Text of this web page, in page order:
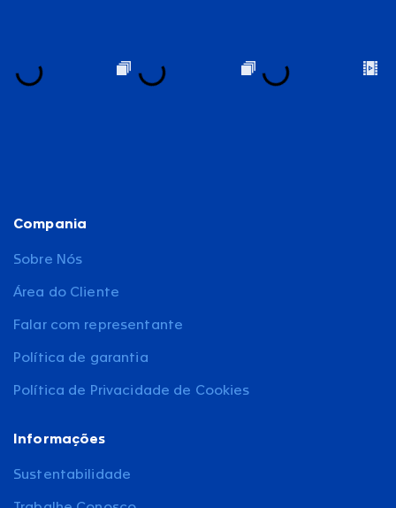
Compania
Sobre Nós
Área do Cliente
Falar com representante
Política de garantia
Política de Privacidade de Cookies
Informações
Sustentabilidade